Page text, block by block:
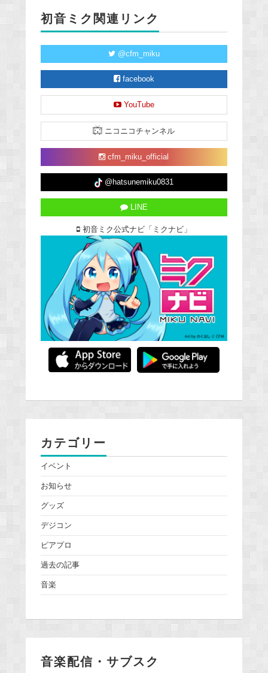
初音ミク関連リンク
@cfm_miku
facebook
YouTube
ニコニコチャンネル
cfm_miku_official
@hatsunemiku0831
LINE
初音ミク公式ナビ「ミクナビ」
カテゴリー
イベント
お知らせ
グッズ
デジコン
ピアプロ
過去の記事
音楽
音楽配信・サブスク